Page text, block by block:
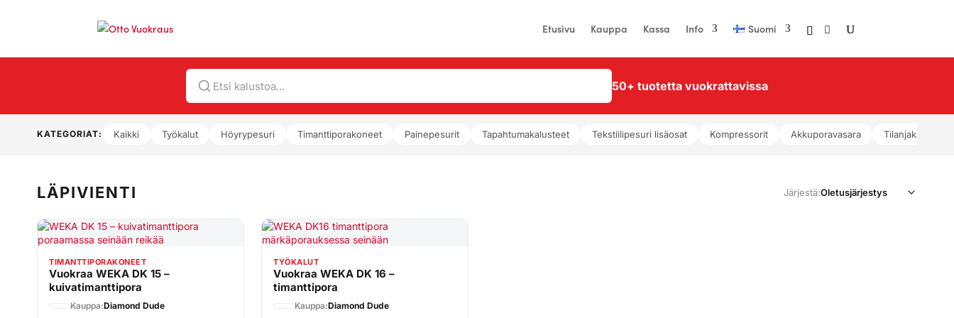
Etusivu Kauppa Kassa Info Suomi
Hae 50+ tuotetta vuokrattavissa
KATEGORIAT: Kaikki Työkalut Höyrypesuri Timanttiporakoneet Painepesurit Tapahtumakalusteet Tekstiilipesuri lisäosat Kompressorit Akkuporavasara Tilanjakajat
LÄPIVIENTI Järjestä:
TIMANTTIPORAKONEET
Vuokraa WEKA DK 15 –
kuivatimanttipora
Kauppa:Diamond Dude
TYÖKALUT
Vuokraa WEKA DK 16 –
timanttipora
Kauppa:Diamond Dude